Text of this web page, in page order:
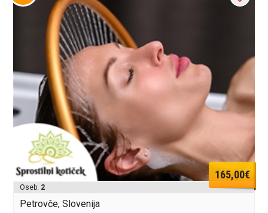
165,00€
Oseb: 2
Petrovče, Slovenija